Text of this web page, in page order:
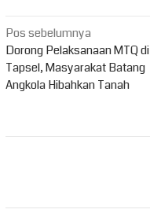
Navigasi
pos
Pos sebelumnya
Dorong Pelaksanaan MTQ di
Tapsel, Masyarakat Batang
Angkola Hibahkan Tanah